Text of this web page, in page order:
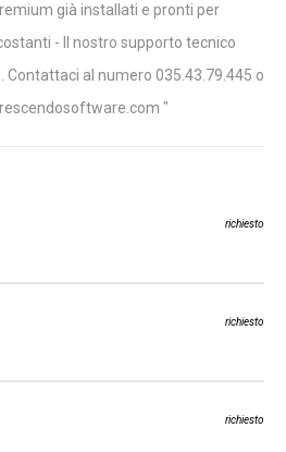
già installati e pronti per
- Il nostro supporto tecnico
al numero 035.43.79.445 o
"
richiesto
richiesto
richiesto